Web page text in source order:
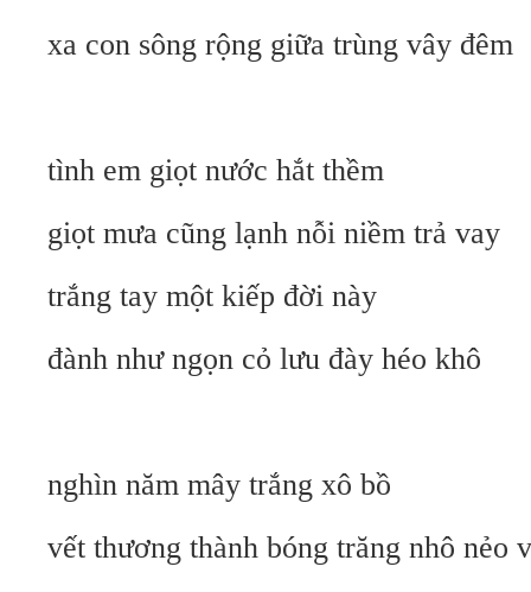
xa con sông rộng giữa trùng vây đêm
tình em giọt nước hắt thềm
giọt mưa cũng lạnh nỗi niềm trả vay
trắng tay một kiếp đời này
đành như ngọn cỏ lưu đày héo khô
nghìn năm mây trắng xô bồ
vết thương thành bóng trăng nhô nẻo